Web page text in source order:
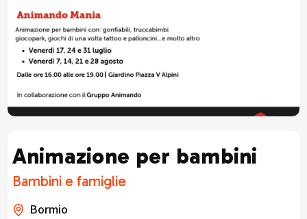
Animazione per bambini
Bambini e famiglie
Bormio